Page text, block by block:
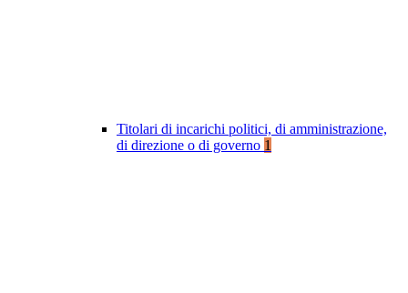
Titolari di incarichi politici, di amministrazione,
di direzione o di governo 1